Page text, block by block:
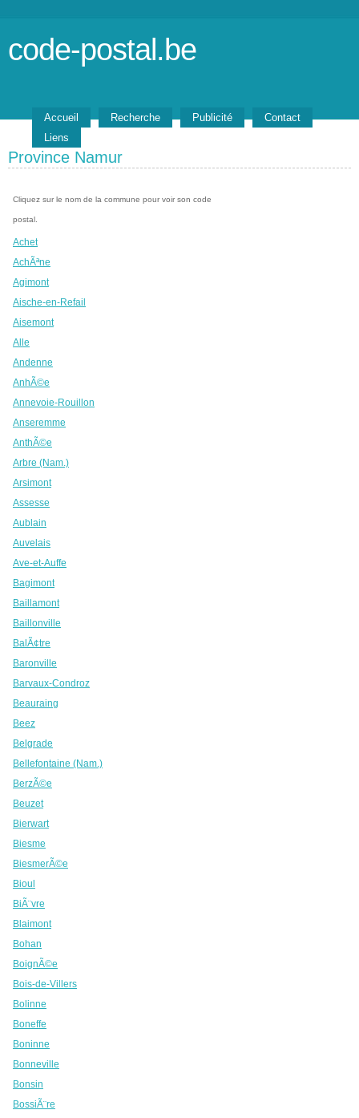
code-postal.be
Accueil Recherche Publicité
Contact
Liens
Province Namur
Cliquez sur le nom de la commune pour voir son code
postal.
Achet
AchÃªne
Agimont
Aische-en-Refail
Aisemont
Alle
Andenne
AnhÃ©e
Annevoie-Rouillon
Anseremme
AnthÃ©e
Arbre (Nam.)
Arsimont
Assesse
Aublain
Auvelais
Ave-et-Auffe
Bagimont
Baillamont
Baillonville
BalÃ¢tre
Baronville
Barvaux-Condroz
Beauraing
Beez
Belgrade
Bellefontaine (Nam.)
BerzÃ©e
Beuzet
Bierwart
Biesme
BiesmerÃ©e
Bioul
BiÃ¨vre
Blaimont
Bohan
BoignÃ©e
Bois-de-Villers
Bolinne
Boneffe
Boninne
Bonneville
Bonsin
BossiÃ¨re